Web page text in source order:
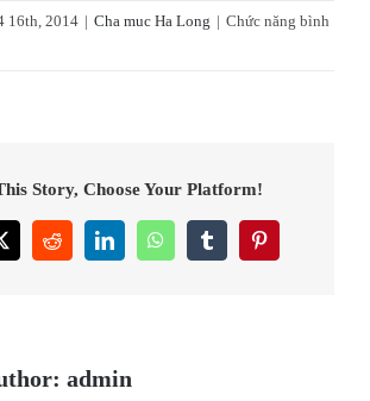
16th, 2014 | Cha muc Ha Long | Chức năng bình
Story, Choose Your Platform!
RedditLinkedInWhatsAppTumblrPinterest
admin